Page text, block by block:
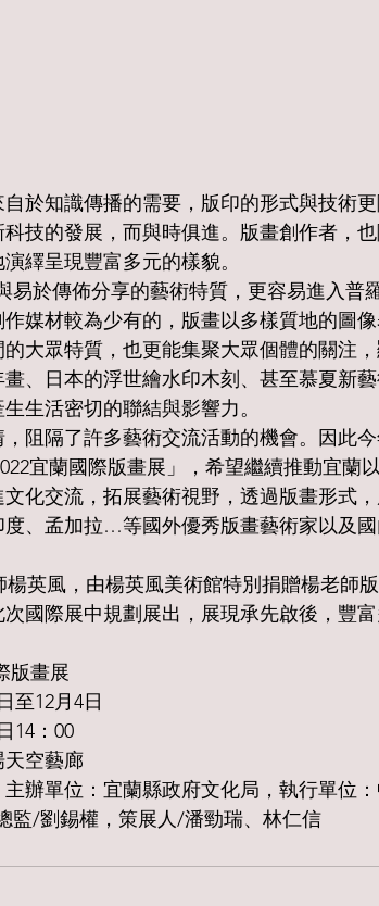
於知識傳播的需要，版印的形式與技術
技的發展，而與時俱進。版畫創作者，
繹呈現豐富多元的樣貌。
媒材較為少有的，版畫以多樣質地的圖
大眾特質，也更能集聚大眾個體的關注
、日本的浮世繪水印木刻、甚至慕夏新
生活密切的聯結與影響力。
阻隔了許多藝術交流活動的機會。因此
宜蘭國際版畫展」，希望繼續推動宜蘭
化交流，拓展藝術視野，透過版畫形式
、孟加拉…等國外優秀版畫藝術家以及
國際展中規劃展出，展現承先啟後，豐富
版畫展
至12月4日
14：00
天空藝廊
辦單位：宜蘭縣政府文化局，執行單位
監/劉錫權，策展人/潘勁瑞、林仁信